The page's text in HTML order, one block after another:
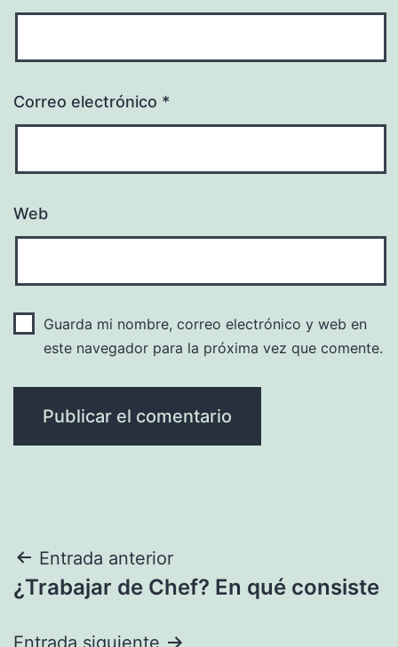
Correo electrónico *
Web
Guarda mi nombre, correo electrónico y web en
este navegador para la próxima vez que comente.
Navegación
de
Entrada anterior
¿Trabajar de Chef? En qué consiste
Entrada siguiente